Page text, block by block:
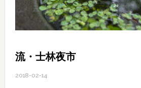
相
談
流・士林夜市
2018-02-14